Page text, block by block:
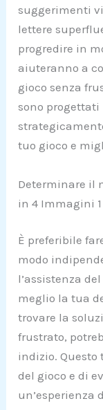
suggerimenti
lettere
progredire in
aiuteranno a
gioco senza
sono progettati
tuo gioco e
Determinare il
in 4 Immagini 1
È preferibile
modo
l’assistenza
meglio la tua
trovare la
frustrato,
indizio.
del gioco e di
un’esperienza